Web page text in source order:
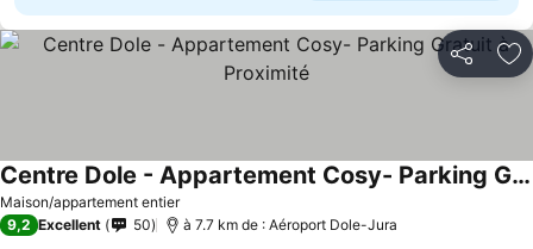
Partager
Maison/appartement entier
Centre Dole - Appartement Cosy- Parking Gratuit à Proximité
9,2 Excellent 50 à 7.7 km de : Aéroport Dole-Jura